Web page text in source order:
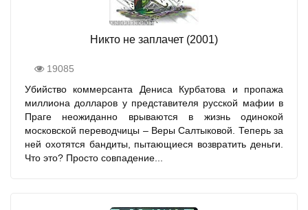
Никто не заплачет (2001)
19085
Убийство коммерсанта Дениса Курбатова и пропажа
миллиона долларов у представителя русской мафии в
Праге неожиданно врываются в жизнь одинокой
московской переводчицы – Веры Салтыковой. Теперь за
ней охотятся бандиты, пытающиеся возвратить деньги.
Что это? Просто совпадение...